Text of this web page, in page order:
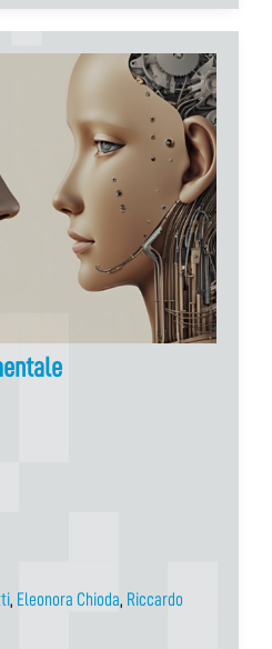
, Eleonora Chioda, Riccardo